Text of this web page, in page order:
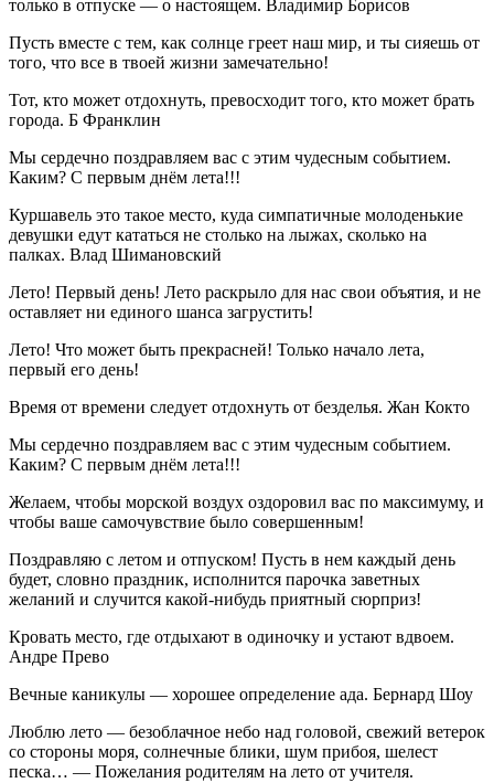
только в отпуске — о настоящем. Владимир Борисов
Пусть вместе с тем, как солнце греет наш мир, и ты сияешь от
того, что все в твоей жизни замечательно!
Тот, кто может отдохнуть, превосходит того, кто может брать
города. Б Франклин
Мы сердечно поздравляем вас с этим чудесным событием.
Каким? С первым днём лета!!!
Куршавель это такое место, куда симпатичные молоденькие
девушки едут кататься не столько на лыжах, сколько на
палках. Влад Шимановский
Лето! Первый день! Лето раскрыло для нас свои объятия, и не
оставляет ни единого шанса загрустить!
Лето! Что может быть прекрасней! Только начало лета,
первый его день!
Время от времени следует отдохнуть от безделья. Жан Кокто
Мы сердечно поздравляем вас с этим чудесным событием.
Каким? С первым днём лета!!!
Желаем, чтобы морской воздух оздоровил вас по максимуму, и
чтобы ваше самочувствие было совершенным!
Поздравляю с летом и отпуском! Пусть в нем каждый день
будет, словно праздник, исполнится парочка заветных
желаний и случится какой-нибудь приятный сюрприз!
Кровать место, где отдыхают в одиночку и устают вдвоем.
Андре Прево
Вечные каникулы — хорошее определение ада. Бернард Шоу
Люблю лето — безоблачное небо над головой, свежий ветерок
со стороны моря, солнечные блики, шум прибоя, шелест
песка… — Пожелания родителям на лето от учителя.